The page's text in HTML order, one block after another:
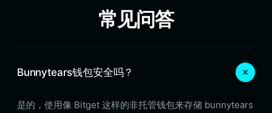
常见问答
Bunnytears钱包安全吗？
是的，使用像 Bitget 这样的非托管钱包来存储 bunnytears